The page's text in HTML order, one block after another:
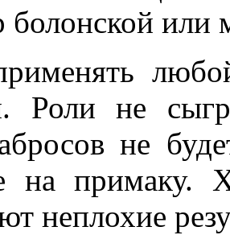
болонской или
Роли не
не
на примаку.
неплохие